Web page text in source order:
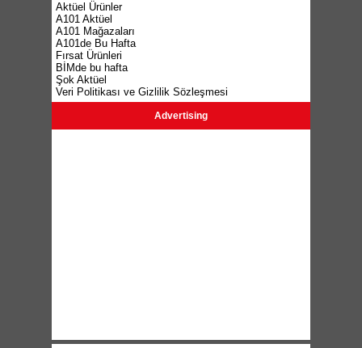
Aktüel Ürünler
A101 Aktüel
A101 Mağazaları
A101de Bu Hafta
Fırsat Ürünleri
BİMde bu hafta
Şok Aktüel
Veri Politikası ve Gizlilik Sözleşmesi
Advertising